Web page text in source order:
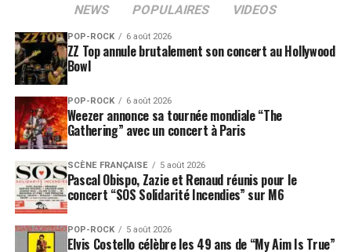
NEWS POPULAIRES VIDEOS
POP-ROCK 6 août 2026
ZZ Top annule brutalement son concert au Hollywood
Bowl
POP-ROCK 6 août 2026
Weezer annonce sa tournée mondiale “The
Gathering” avec un concert à Paris
SCÈNE FRANÇAISE 5 août 2026
Pascal Obispo, Zazie et Renaud réunis pour le
concert “SOS Solidarité Incendies” sur M6
POP-ROCK 5 août 2026
Elvis Costello célèbre les 49 ans de “My Aim Is True”